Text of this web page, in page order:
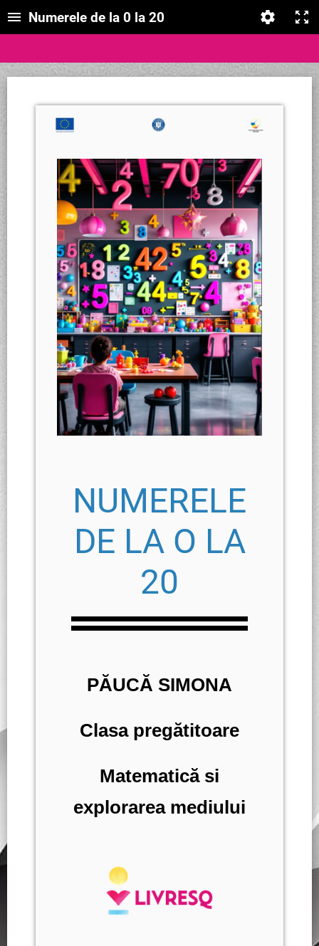
Numerele de la 0 la 20
NUMERELE
DE LA O LA
20
PĂUCĂ SIMONA
Clasa pregătitoare
Matematică si
explorarea mediului